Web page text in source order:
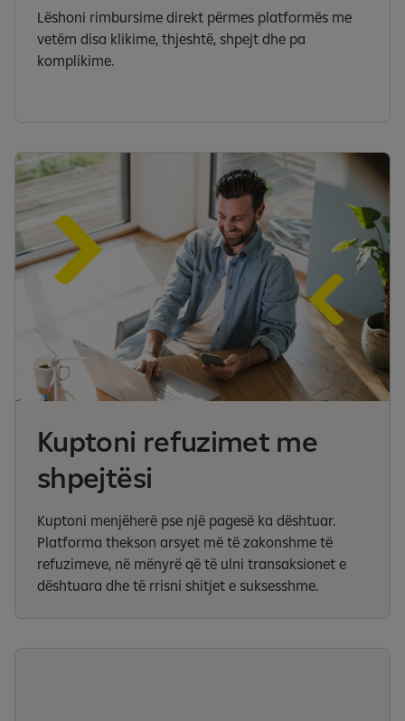
Lëshoni rimbursime direkt përmes platformës me
vetëm disa klikime, thjeshtë, shpejt dhe pa
komplikime.
Kuptoni refuzimet me
shpejtësi
Kuptoni menjëherë pse një pagesë ka dështuar.
Platforma thekson arsyet më të zakonshme të
refuzimeve, në mënyrë që të ulni transaksionet e
dështuara dhe të rrisni shitjet e suksesshme.